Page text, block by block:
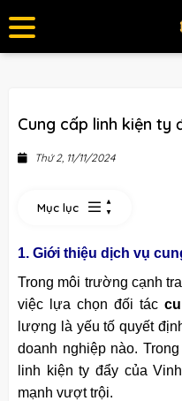
Cung cấp linh kiện ty
Thứ 2, 11/11/2024
Mục lục
1. Giới thiệu dịch vụ
Trong môi trường cạnh
việc lựa chọn đối tác
lượng là yếu tố quyết
doanh nghiệp nào.
linh kiện ty đẩy của
mạnh vượt trội.